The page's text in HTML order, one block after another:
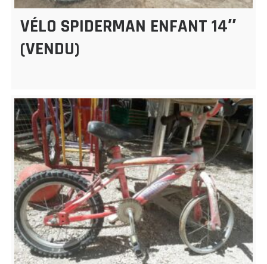
VÉLO SPIDERMAN ENFANT 14″
(VENDU)